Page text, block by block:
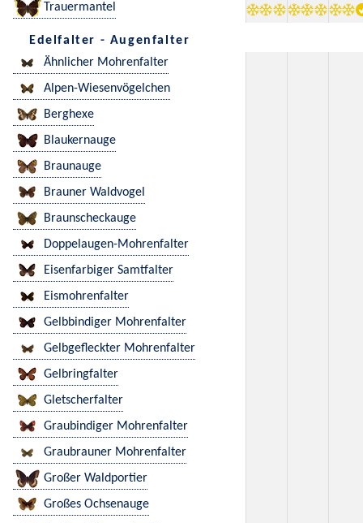
Trauermantel
Edelfalter - Augenfalter
Ähnlicher Mohrenfalter
Alpen-Wiesenvögelchen
Berghexe
Blaukernauge
Braunauge
Brauner Waldvogel
Braunscheckauge
Doppelaugen-Mohrenfalter
Eisenfarbiger Samtfalter
Eismohrenfalter
Gelbbindiger Mohrenfalter
Gelbgefleckter Mohrenfalter
Gelbringfalter
Gletscherfalter
Graubindiger Mohrenfalter
Graubrauner Mohrenfalter
Großer Waldportier
Großes Ochsenauge